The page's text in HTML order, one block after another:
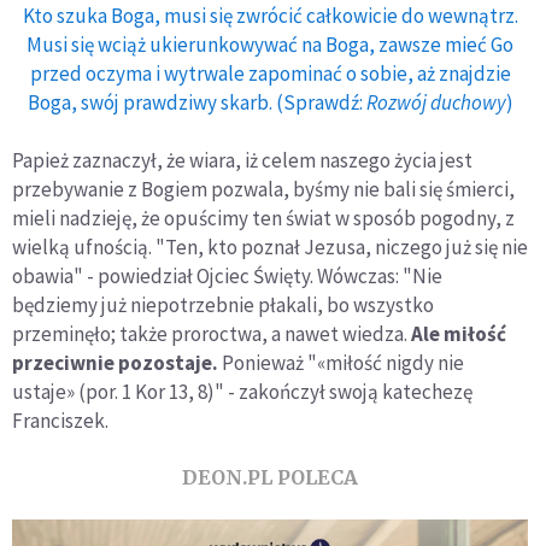
Kto szuka Boga, musi się zwrócić całkowicie do wewnątrz.
Musi się wciąż ukierunkowywać na Boga, zawsze mieć Go
przed oczyma i wytrwale zapominać o sobie, aż znajdzie
Boga, swój prawdziwy skarb. (Sprawdź:Rozwój duchowy)
Papież zaznaczył, że wiara, iż celem naszego życia jest
przebywanie z Bogiem pozwala, byśmy nie bali się śmierci,
mieli nadzieję, że opuścimy ten świat w sposób pogodny, z
wielką ufnością. "Ten, kto poznał Jezusa, niczego już się nie
obawia" - powiedział Ojciec Święty. Wówczas: "Nie
będziemy już niepotrzebnie płakali, bo wszystko
przeminęło; także proroctwa, a nawet wiedza.Ale miłość
przeciwnie pozostaje. Ponieważ "«miłość nigdy nie
ustaje» (por. 1 Kor 13, 8)" - zakończył swoją katechezę
Franciszek.
DEON.PL POLECA